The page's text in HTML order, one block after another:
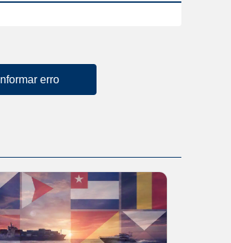
Informar erro